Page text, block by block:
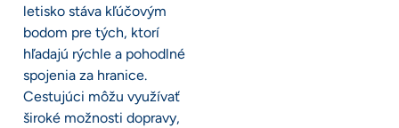
letisko stáva kľúčovým
bodom pre tých, ktorí
hľadajú rýchle a pohodlné
spojenia za hranice.
Cestujúci môžu využívať
široké možnosti dopravy,